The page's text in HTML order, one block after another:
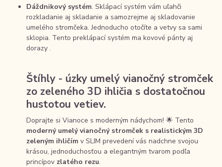
Dáždnikový systém. Sklápací systém vám uľahči
rozkladanie aj skladanie a samozrejme aj skladovanie
umelého stromčeka. Jednoducho otočíte a vetvy sa sami
sklopia. Tento preklápací systém ma kovové pánty aj
dorazy .
Štíhly - úzky umelý vianočný stromček
zo zeleného 3D ihličia s dostatočnou
hustotou vetiev.
Doprajte si Vianoce s moderným nádychom! 🌟 Tento
moderný umelý vianočný stromček s realistickým 3D
zeleným ihličím v SLIM prevedení vás nadchne svojou
krásou, jednoduchosťou a elegantným tvarom podľa
princípov zlatého rezu.